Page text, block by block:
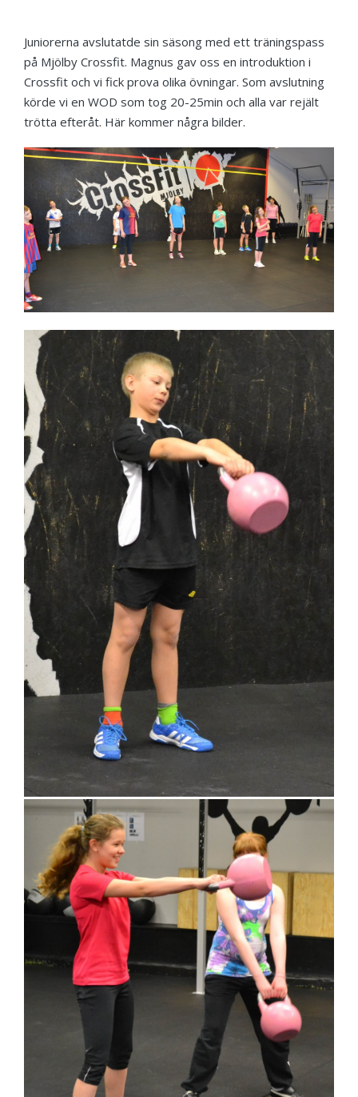
Juniorerna avslutatde sin säsong med ett träningspass
på Mjölby Crossfit. Magnus gav oss en introduktion i
Crossfit och vi fick prova olika övningar. Som avslutning
körde vi en WOD som tog 20-25min och alla var rejält
trötta efteråt. Här kommer några bilder.